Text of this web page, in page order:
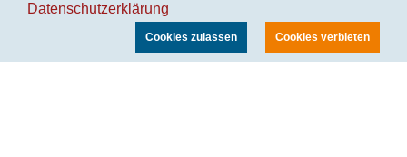
Datenschutzerklärung
Cookies verbieten
Cookies zulassen